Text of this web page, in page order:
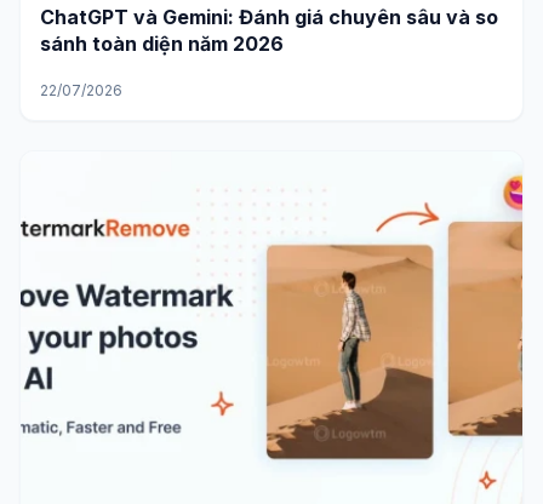
ChatGPT và Gemini: Đánh giá chuyên sâu và so
sánh toàn diện năm 2026
22/07/2026